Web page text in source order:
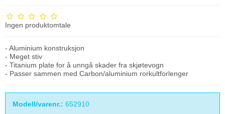
Ingen produktomtale
- Aluminium konstruksjon
- Meget stiv
- Titanium plate for å unngå skader fra skjøtevogn
- Passer sammen med Carbon/aluminium rorkultforlenger
Modell/varenr.: 652910